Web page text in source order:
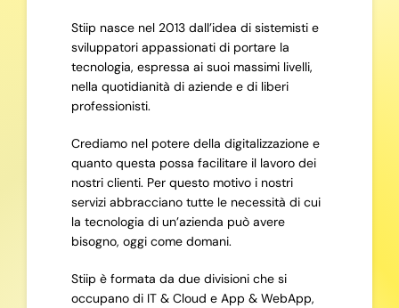
Stiip nasce nel 2013 dall’idea di sistemisti e
sviluppatori appassionati di portare la
tecnologia, espressa ai suoi massimi livelli,
nella quotidianità di aziende e di liberi
professionisti.
Crediamo nel potere della digitalizzazione e
quanto questa possa facilitare il lavoro dei
nostri clienti. Per questo motivo i nostri
servizi abbracciano tutte le necessità di cui
la tecnologia di un’azienda può avere
bisogno, oggi come domani.
Stiip è formata da due divisioni che si
occupano di IT & Cloud e App & WebApp,